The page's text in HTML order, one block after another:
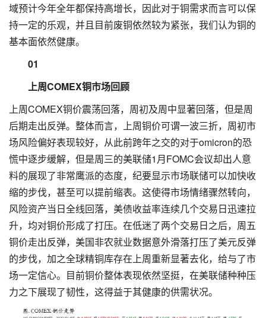
域预计今年全年都保持高增长，因此对于铜需求而言可以保
持一定的乐观，并且目前废铜依然较为紧张，我们认为铜的
基本面依然健康。
01
上周COMEX铜市场回顾
上周COMEX铜价震荡回落，周初及周中显著回落，但是周
后期走出反弹。整体而言，上周铜价可谓一波三折，周初市
场风险偏好表现较好，从此前跨年之交的对于omicron的恐
慌中逐步缓解，但是周三的美联储1月FOMC会议却出人意
料的展现了非常鹰派的态度，纪要显示市场联储可以加快收
缩的步伐，甚至可以提前缩表。这使得市场情绪骤然转向，
风险资产当日全线回落，美债收益率连续几个交易日迅速拉
升，均对铜价形成了打压。在低迷了两个交易日之后，周五
铜价走出反弹，美国非农就业数据意外滑落打压了美元反弹
的步伐，加之全球精铜库存在上周重新显著去化，给与了市
场一定信心。目前铜价整体表现依然坚挺，在美联储种种压
力之下展现了韧性，这得益于其健康的供需状况。